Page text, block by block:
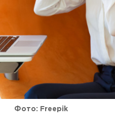
Фото: Freepik